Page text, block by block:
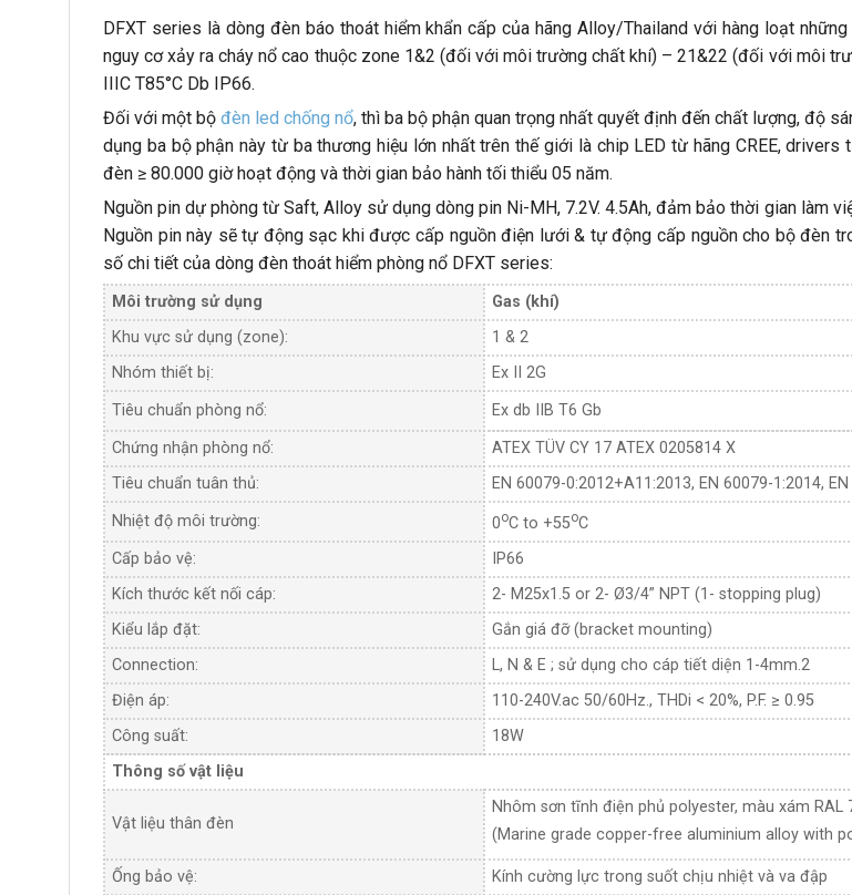
DFXT series là dòng đèn báo thoát hiểm khẩn cấp của hãng Alloy/Thailand với hàng loạt
nguy cơ xảy ra cháy nổ cao thuộc zone 1&2 (đối với môi trường chất khí) – 21&22 (đối với môi
IIIC T85°C Db IP66.
Đối với một bộ đèn led chống nổ, thì ba bộ phận quan trọng nhất quyết định đến chất lượng, độ
dụng ba bộ phận này từ ba thương hiệu lớn nhất trên thế giới là chip LED từ hãng CREE,
đèn ≥ 80.000 giờ hoạt động và thời gian bảo hành tối thiểu 05 năm.
Nguồn pin dự phòng từ Saft, Alloy sử dụng dòng pin Ni-MH, 7.2V. 4.5Ah, đảm bảo thời gian làm
Nguồn pin này sẽ tự động sạc khi được cấp nguồn điện lưới & tự động cấp nguồn cho bộ đèn
số chi tiết của dòng đèn thoát hiểm phòng nổ DFXT series:
Môi trường sử dụng Gas (khí)
Khu vực sử dụng (zone):
1 & 2
Nhóm thiết bị:
Ex II 2G
Tiêu chuẩn phòng nổ:
Ex db IIB T6 Gb
Chứng nhận phòng nổ:
ATEX TÜV CY 17 ATEX 0205814 X
Tiêu chuẩn tuân thủ:
EN 60079-0:2012+A11:2013, EN 60079-1:2014,
Nhiệt độ môi trường:
0oC to +55oC
Cấp bảo vệ:
IP66
Kích thước kết nối cáp:
2- M25x1.5 or 2- Ø3/4” NPT (1- stopping plug)
Kiểu lắp đặt:
Gắn giá đỡ (bracket mounting)
Connection:
L, N & E ; sử dụng cho cáp tiết diện 1-4mm.2
Điện áp:
110-240V.ac 50/60Hz., THDi < 20%, P.F. ≥ 0.95
Công suất:
18W
Thông số vật liệu
Vật liệu thân đèn
Nhôm sơn tĩnh điện phủ polyester, màu xám RAL
(Marine grade copper-free aluminium alloy with
Ống bảo vệ:
Kính cường lực trong suốt chịu nhiệt và va đập